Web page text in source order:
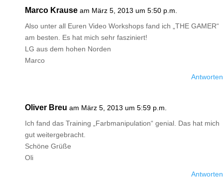
Marco Krause am März 5, 2013 um 5:50 p.m.
Also unter all Euren Video Workshops fand ich „THE GAMER“
am besten. Es hat mich sehr fasziniert!
LG aus dem hohen Norden
Marco
Antworten
Oliver Breu am März 5, 2013 um 5:59 p.m.
Ich fand das Training „Farbmanipulation“ genial. Das hat mich
gut weitergebracht.
Schöne Grüße
Oli
Antworten